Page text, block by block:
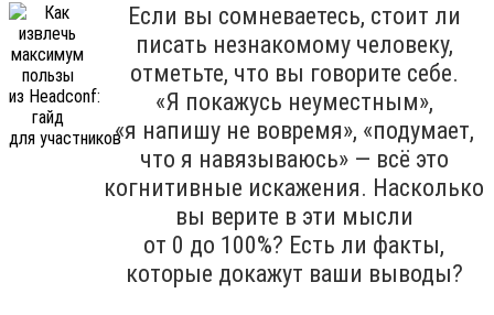
Если вы сомневаетесь, стоит ли
писать незнакомому человеку,
отметьте, что вы говорите себе.
«Я покажусь неуместным»,
«я напишу не вовремя», «подумает,
что я навязываюсь» — всё это
когнитивные искажения. Насколько
вы верите в эти мысли
от 0 до 100%? Есть ли факты,
которые докажут ваши выводы?